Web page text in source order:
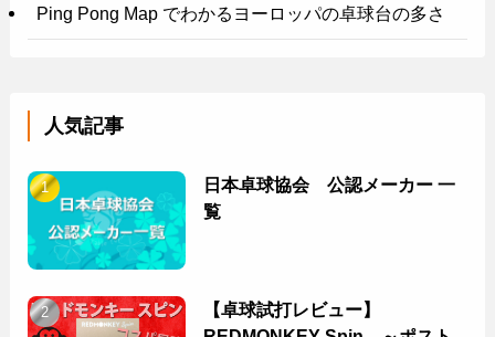
Ping Pong Map でわかるヨーロッパの卓球台の多さ
人気記事
日本卓球協会 公認メーカー 一
覧
【卓球試打レビュー】